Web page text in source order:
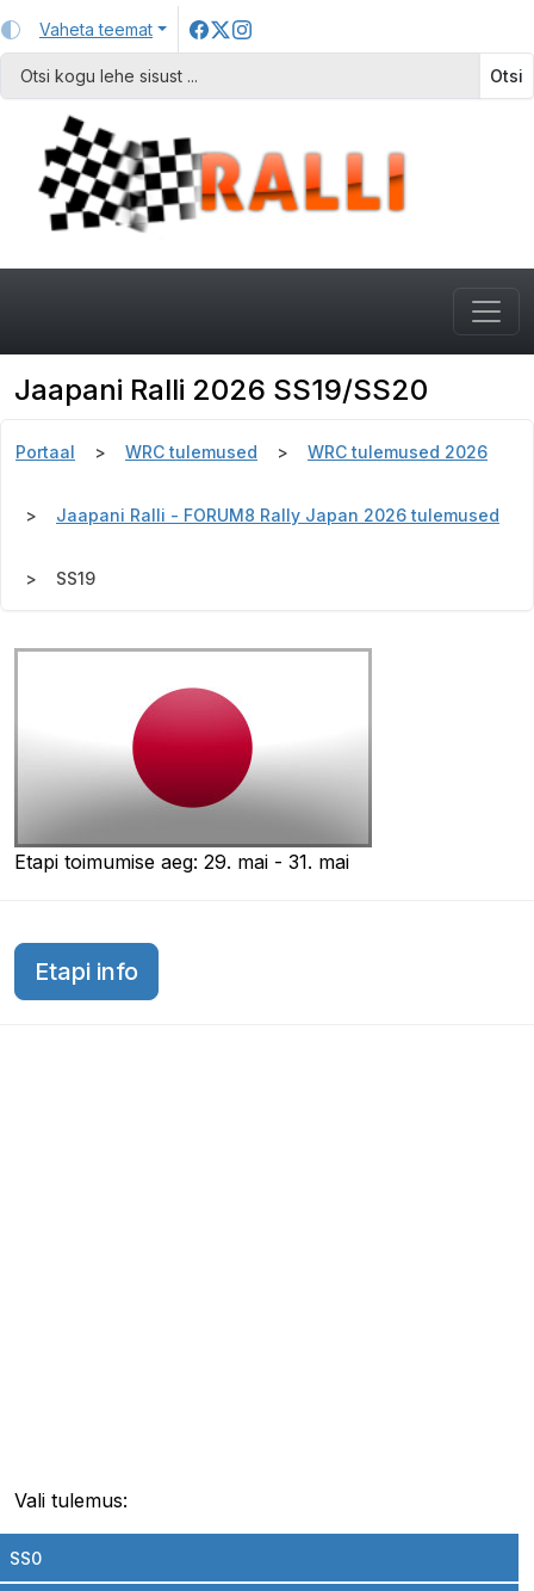
Vaheta teemat
Otsi
Jaapani Ralli 2026 SS19/SS20
Portaal WRC tulemused WRC tulemused 2026
Jaapani Ralli - FORUM8 Rally Japan 2026 tulemused
SS19
Etapi toimumise aeg: 29. mai - 31. mai
Etapi info
Vali tulemus:
SS0